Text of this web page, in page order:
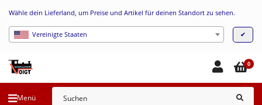
Wähle dein Lieferland, um Preise und Artikel für deinen Standort zu sehen.
Vereinigte Staaten ✔
Menü
0